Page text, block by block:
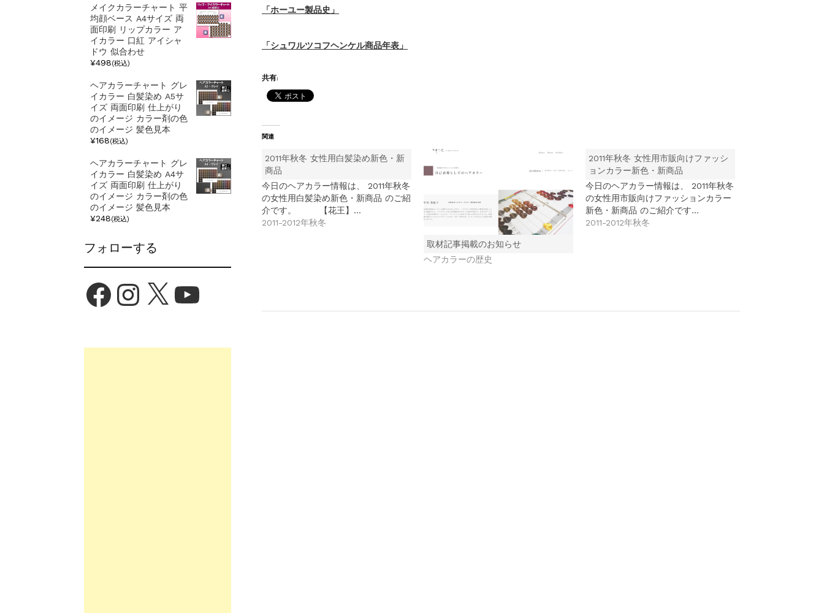
「ホーユー製品史」
「シュワルツコフヘンケル商品年表」
共有:
関連
2011年秋冬 女性用白髪染め新色・新
商品
今日のヘアカラー情報は、 2011年秋冬
の女性用白髪染め新色・新商品 のご紹
介です。 【花王】…
2011-2012年秋冬
取材記事掲載のお知らせ
ヘアカラーの歴史
2011年秋冬 女性用市販向けファッシ
ョンカラー新色・新商品
今日のヘアカラー情報は、 2011年秋冬
の女性用市販向けファッションカラー
新色・新商品 のご紹介です…
2011-2012年秋冬
メイクカラーチャート 平
均顔ベース A4サイズ 両
面印刷 リップカラー ア
イカラー 口紅 アイシャ
ドウ 似合わせ
¥498(税込)
ヘアカラーチャート グレ
イカラー 白髪染め A5サ
イズ 両面印刷 仕上がり
のイメージ カラー剤の色
のイメージ 髪色見本
¥168(税込)
ヘアカラーチャート グレ
イカラー 白髪染め A4サ
イズ 両面印刷 仕上がり
のイメージ カラー剤の色
のイメージ 髪色見本
¥248(税込)
フォローする
FacebookInstagram YouTube